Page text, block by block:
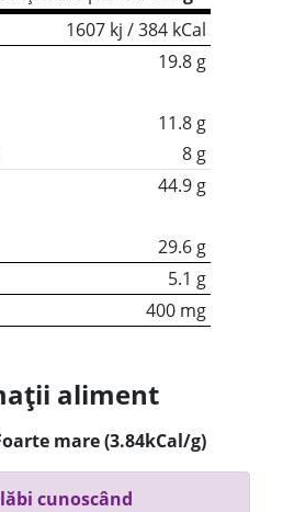
1607 kj / 384 kCal
19.8 g
11.8 g
8 g
44.9 g
29.6 g
5.1 g
400 mg
aliment
mare (3.84kCal/g)
cunoscând